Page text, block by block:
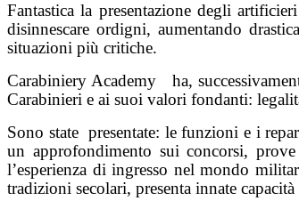
Fantastica la presentazione degli
disinnescare ordigni, aumentando
situazioni più critiche.
Carabiniery Academy
ha,
Carabinieri e ai suoi valori fondanti:
Sono state presentate: le funzioni e i
un approfondimento sui concorsi,
l’esperienza di ingresso nel mondo
tradizioni secolari, presenta innate